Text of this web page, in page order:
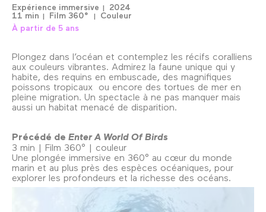
Expérience immersive
2024
11 min
Film 360°
Couleur
À partir de 5 ans
Plongez dans l’océan et contemplez les récifs coralliens
aux couleurs vibrantes. Admirez la faune unique qui y
habite, des requins en embuscade, des magnifiques
poissons tropicaux ou encore des tortues de mer en
pleine migration. Un spectacle à ne pas manquer mais
aussi un habitat menacé de disparition.
Précédé de Enter A World Of Birds
3 min | Film 360° | couleur
Une plongée immersive en 360° au cœur du monde
marin et au plus près des espèces océaniques, pour
explorer les profondeurs et la richesse des océans.